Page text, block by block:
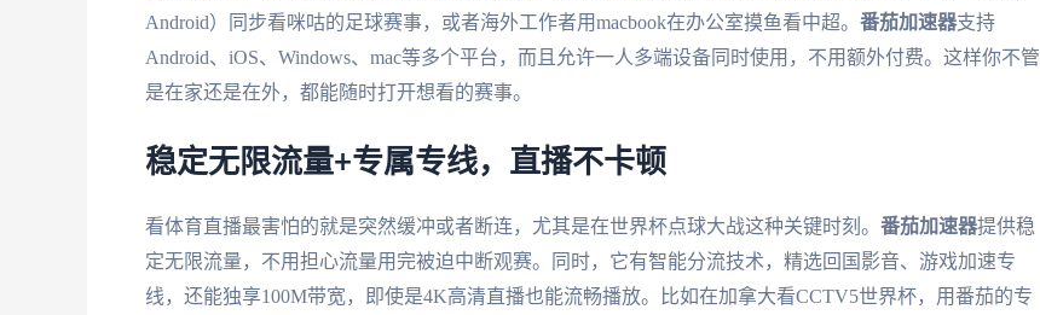
Android）同步看咪咕的足球赛事，或者海外工作者用macbook在办公室摸鱼看中超。 番茄加速器支持
Android、iOS、Windows、mac等多个平台，而且允许一人多端设备同时使用，不用额外付费。这样你不管
是在家还是在外，都能随时打开想看的赛事。
稳定无限流量+专属专线，直播不卡顿
看体育直播最害怕的就是突然缓冲或者断连，尤其是在世界杯点球大战这种关键时刻。 番茄加速器提供稳
定无限流量，不用担心流量用完被迫中断观赛。同时，它有智能分流技术，精选回国影音、游戏加速专
线，还能独享100M带宽，即使是4K高清直播也能流畅播放。比如在加拿大看CCTV5世界杯，用番茄的专